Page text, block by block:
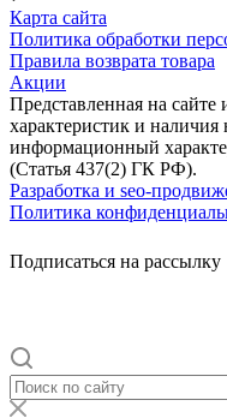
Карта сайта
Политика обработки
Правила возврата товара
Акции
Представленная на
характеристик и
информационный
(Статья 437(2) ГК РФ).
Разработка и seo-
Политика
Подписаться на рассылку